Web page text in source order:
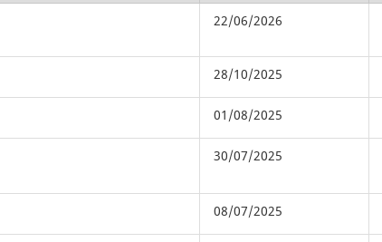
22/06/2026
28/10/2025
01/08/2025
30/07/2025
08/07/2025